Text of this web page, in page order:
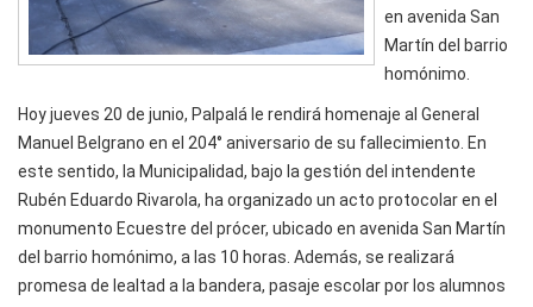
en avenida San
Martín del barrio
homónimo.
Hoy jueves 20 de junio, Palpalá le rendirá homenaje al General
Manuel Belgrano en el 204° aniversario de su fallecimiento. En
este sentido, la Municipalidad, bajo la gestión del intendente
Rubén Eduardo Rivarola, ha organizado un acto protocolar en el
monumento Ecuestre del prócer, ubicado en avenida San Martín
del barrio homónimo, a las 10 horas. Además, se realizará
promesa de lealtad a la bandera, pasaje escolar por los alumnos